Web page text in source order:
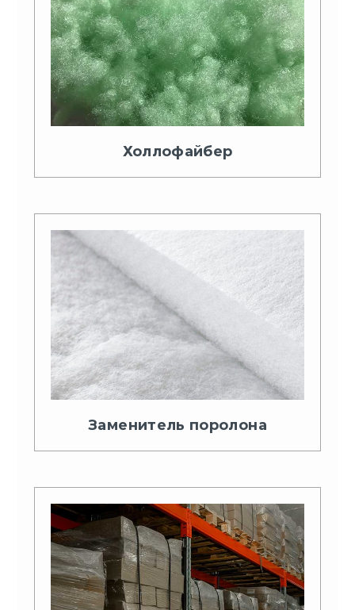
Холлофайбер
Заменитель поролона